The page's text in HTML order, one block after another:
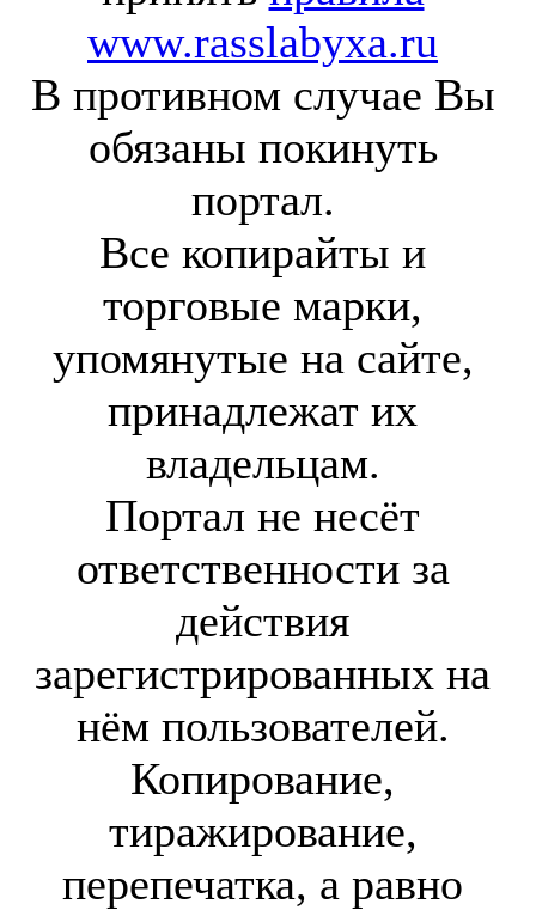
www.rasslabyxa.ru
В противном случае Вы
обязаны покинуть
портал.
Все копирайты и
торговые марки,
упомянутые на сайте,
принадлежат их
владельцам.
Портал не несёт
ответственности за
действия
зарегистрированных на
нём пользователей.
Копирование,
тиражирование,
перепечатка, а равно